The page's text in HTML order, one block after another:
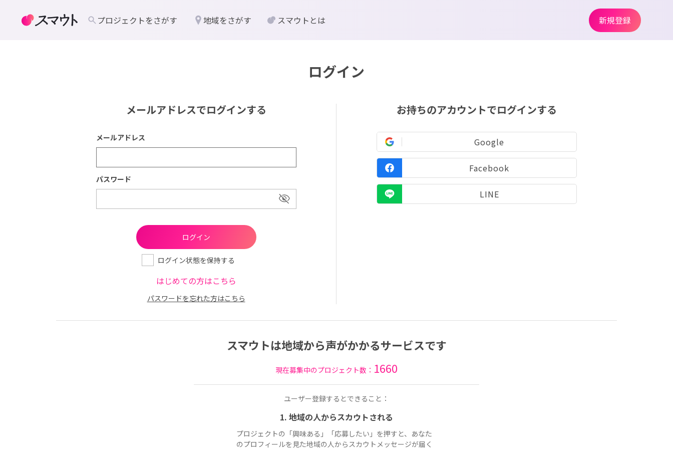
ログイン
メールアドレスでログインする
メールアドレス
パスワード
ログイン状態を保持する
はじめての方はこちら
パスワードを忘れた方はこちら
お持ちのアカウントでログインする
Google
Facebook
LINE
スマウトは地域から声がかかるサービスです
現在募集中のプロジェクト数： 1660
ユーザー登録するとできること：
1. 地域の人からスカウトされる
プロジェクトの「興味ある」「応募したい」を押すと、あなた
のプロフィールを見た地域の人からスカウトメッセージが届く
プロジェクトをさがす 地域をさがす スマウトとは 新規登録